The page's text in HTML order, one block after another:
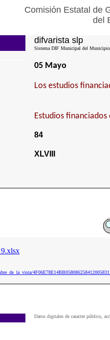
Comisión Estatal de
del
difvarista slp
Sistema DIF Municipal del
05 Mayo
Los estudios
Estudios
84
XLVIII
Datos digitales de caracter público,